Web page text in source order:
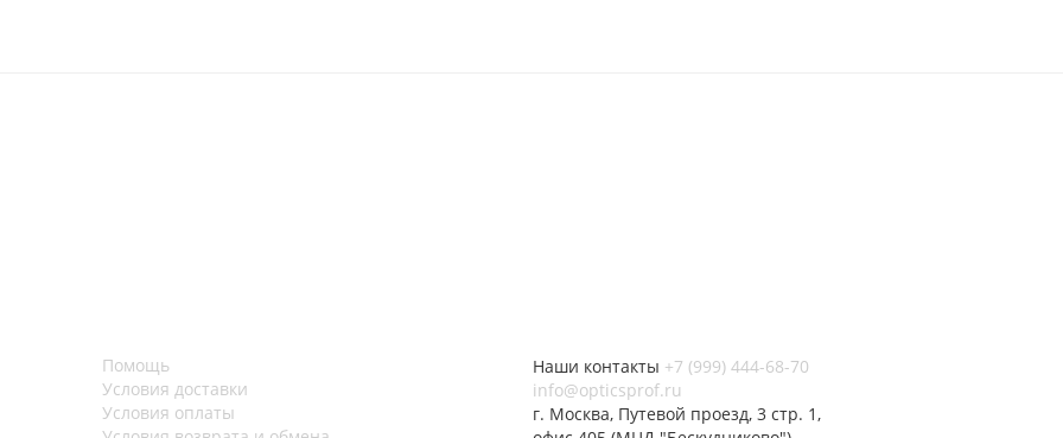
Помощь
Условия доставки
Условия оплаты
Наши контакты +7 (999) 444-68-70
info@opticsprof.ru
г. Москва, Путевой проезд, 3 стр. 1,